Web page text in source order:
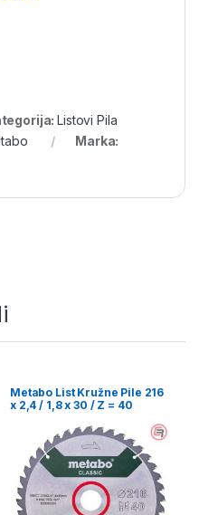
Listovi Pila
Marka:
Metabo List Kružne Pile 216
x 2,4 / 1,8 x 30 / Z = 40
628060000